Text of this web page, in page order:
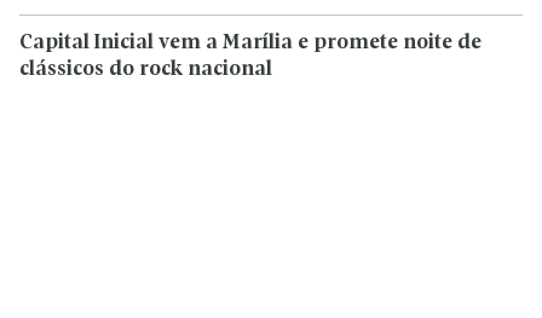
Capital Inicial vem a Marília e promete noite de
clássicos do rock nacional